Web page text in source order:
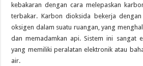
kebakaran dengan cara melepaskan
terbakar. Karbon dioksida bekerja
oksigen dalam suatu ruangan, yang
dan memadamkan api. Sistem ini sangat
yang memiliki peralatan elektronik atau
air.